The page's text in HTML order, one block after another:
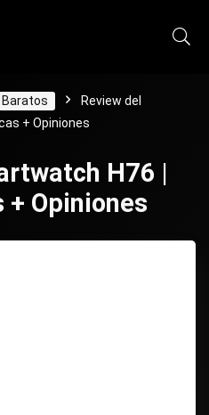
Baratos
Review del
+ Opiniones
H76 |
Opiniones